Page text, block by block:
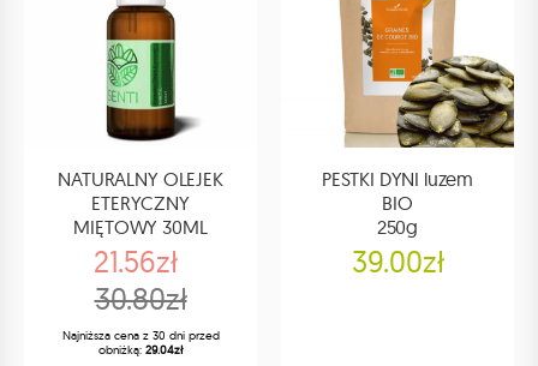
NATURALNY OLEJEK
ETERYCZNY
MIĘTOWY 30ML
21.56zł
30.80zł
Najniższa cena z 30 dni przed
obniżką: 29.04zł
PESTKI DYNI luzem
BIO
250g
39.00zł